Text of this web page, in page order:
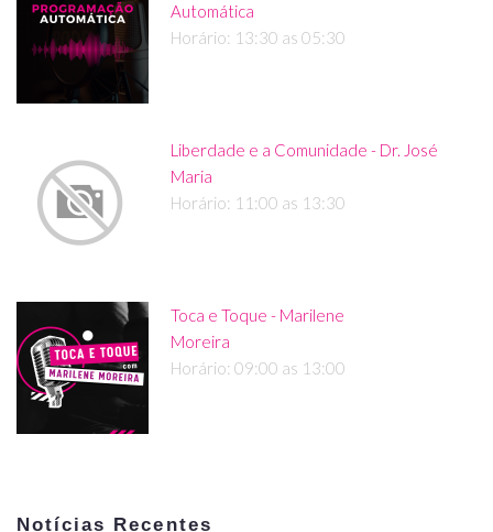
Automática
Horário: 13:30 as 05:30
Liberdade e a Comunidade - Dr. José
Maria
Horário: 11:00 as 13:30
Toca e Toque - Marilene
Moreira
Horário: 09:00 as 13:00
Notícias Recentes